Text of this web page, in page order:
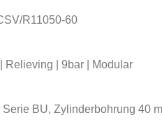
R11050-60
Relieving | 9bar | Modular
BU, Zylinderbohrung 40